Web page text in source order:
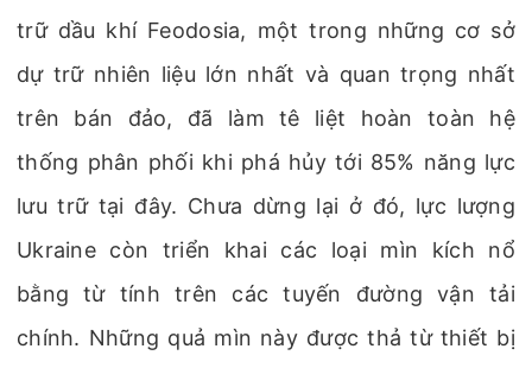
trữ dầu khí Feodosia, một trong những cơ sở
dự trữ nhiên liệu lớn nhất và quan trọng nhất
trên bán đảo, đã làm tê liệt hoàn toàn hệ
thống phân phối khi phá hủy tới 85% năng lực
lưu trữ tại đây. Chưa dừng lại ở đó, lực lượng
Ukraine còn triển khai các loại mìn kích nổ
bằng từ tính trên các tuyến đường vận tải
chính. Những quả mìn này được thả từ thiết bị